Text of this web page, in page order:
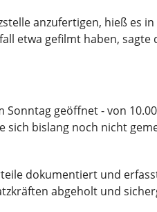
anzufertigen, hieß es
etwa gefilmt haben, sagte
geöffnet - von
sich bislang noch nicht
dokumentiert und
abgeholt und